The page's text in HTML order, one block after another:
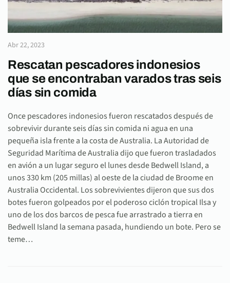
Abr 22, 2023
Rescatan pescadores indonesios
que se encontraban varados tras seis
días sin comida
Once pescadores indonesios fueron rescatados después de
sobrevivir durante seis días sin comida ni agua en una
pequeña isla frente a la costa de Australia. La Autoridad de
Seguridad Marítima de Australia dijo que fueron trasladados
en avión a un lugar seguro el lunes desde Bedwell Island, a
unos 330 km (205 millas) al oeste de la ciudad de Broome en
Australia Occidental. Los sobrevivientes dijeron que sus dos
botes fueron golpeados por el poderoso ciclón tropical Ilsa y
uno de los dos barcos de pesca fue arrastrado a tierra en
Bedwell Island la semana pasada, hundiendo un bote. Pero se
teme…